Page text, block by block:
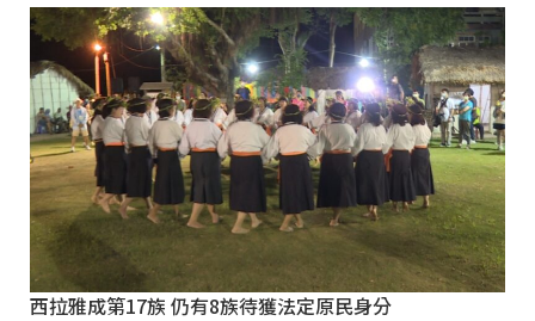
西拉雅成第17族 仍有8族待獲法定原民身分